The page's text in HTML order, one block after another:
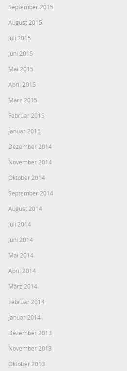
September 2015
August 2015
Juli 2015
Juni 2015
Mai 2015
April 2015
März 2015
Februar 2015
Januar 2015
Dezember 2014
November 2014
Oktober 2014
September 2014
August 2014
Juli 2014
Juni 2014
Mai 2014
April 2014
März 2014
Februar 2014
Januar 2014
Dezember 2013
November 2013
Oktober 2013